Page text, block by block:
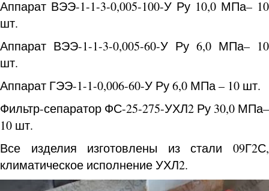
Аппарат ВЭЭ-1-1-3-0,005-100-У Ру 10,0 МПа– 10
шт.
Аппарат ВЭЭ-1-1-3-0,005-60-У Ру 6,0 МПа– 10
шт.
Аппарат ГЭЭ-1-1-0,006-60-У Ру 6,0 МПа – 10 шт.
Фильтр-сепаратор ФС-25-275-УХЛ2 Ру 30,0 МПа–
10 шт.
Все изделия изготовлены из стали 09Г2С,
климатическое исполнение УХЛ2.